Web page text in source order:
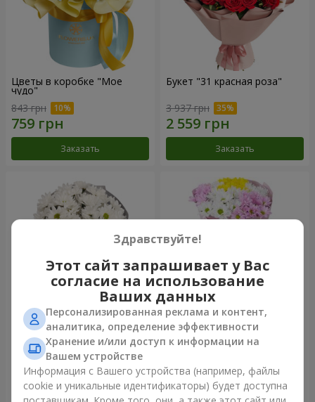
Цветы в коробке "Мое
чудо"
843 грн
Заказать
Букет "31 красная роза"
3 937 грн
Заказать
Букет "Киото" из 5 белых
хризантем
1 110 грн
Заказать
Букет "Времена года"
Заказать
Здравствуйте!
Этот сайт запрашивает у Вас
согласие на использование
Ваших данных
Персонализированная реклама и контент,
аналитика, определение эффективности
Хранение и/или доступ к информации на
Вашем устройстве
Информация с Вашего устройства (например, файлы
cookie и уникальные идентификаторы) будет доступна